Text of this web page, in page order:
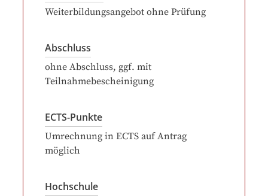
Weiterbildungsangebot ohne Prüfung
Abschluss
ohne Abschluss, ggf. mit
Teilnahmebescheinigung
ECTS-Punkte
Umrechnung in ECTS auf Antrag
möglich
Hochschule